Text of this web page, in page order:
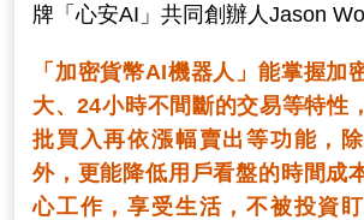
牌「心安AI」共同創辦人Jason
「加密貨幣AI機器人」能掌握加
大、24小時不間斷的交易等特性
批買入再依漲幅賣出等功能，
外，更能降低用戶看盤的時間成
心工作，享受生活，不被投資